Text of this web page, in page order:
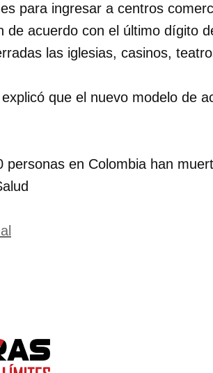
para ingresar a centros
de acuerdo con el último dígito
las iglesias, casinos,
que el nuevo modelo de
personas en Colombia han